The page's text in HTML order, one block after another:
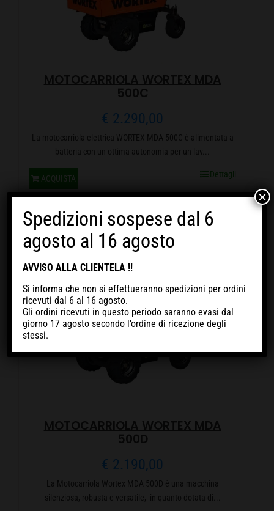
MOTOCARRIOLA WORTEX MDA
500C
€ 2.290,00
La motocarriola elettrica WORTEX MDA 500C è alimentata a
batteria con un ottima autonomia per un lav...
ACQUISTA Dettagli
Spedizione GRATUITA
MOTOCARRIOLA WORTEX MDA
500D
€ 2.190,00
La Motocarriola Wortex MDA 500D è una macchina
silenziosa, robusta e versatile, in quanto dotata di...
Spedizioni sospese dal 6
agosto al 16 agosto
AVVISO ALLA CLIENTELA !!
Si informa che non si effettueranno spedizioni per ordini
ricevutidal 6 al 16 agosto.
Gli ordini ricevuti in questo periodosaranno evasi dal
giorno 17 agosto secondo l’ordine di ricezione degli
stessi.
×